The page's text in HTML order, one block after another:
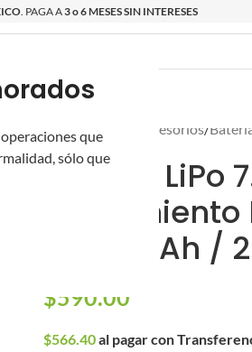
que
sólo que
. PAGA A3 o 6 MESES SIN INTERESES
Inicio Partes y Accesorios/
Batería LiPo
1,200 mAh
$590.00
$566.40al pagar con